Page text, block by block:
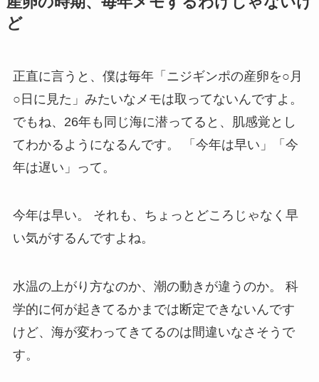
ど
正直に言うと、僕は毎年「ニジギンポの産卵を○月
○日に見た」みたいなメモは取ってないんですよ。
でもね、26年も同じ海に潜ってると、肌感覚とし
てわかるようになるんです。 「今年は早い」「今
年は遅い」って。
今年は早い。 それも、ちょっとどころじゃなく早
い気がするんですよね。
水温の上がり方なのか、潮の動きが違うのか。 科
学的に何が起きてるかまでは断定できないんです
けど、海が変わってきてるのは間違いなさそうで
す。